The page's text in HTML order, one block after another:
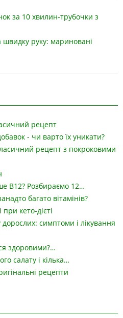
за 10 хвилин-трубочки з
швидку руку: мариновані
рецепт
- чи варто їх уникати?
рецепт з покроковими
B12? Розбираємо 12…
багато вітамінів?
при кето-дієті
симптоми і лікування
здоровими?…
салату і кілька…
рецепти